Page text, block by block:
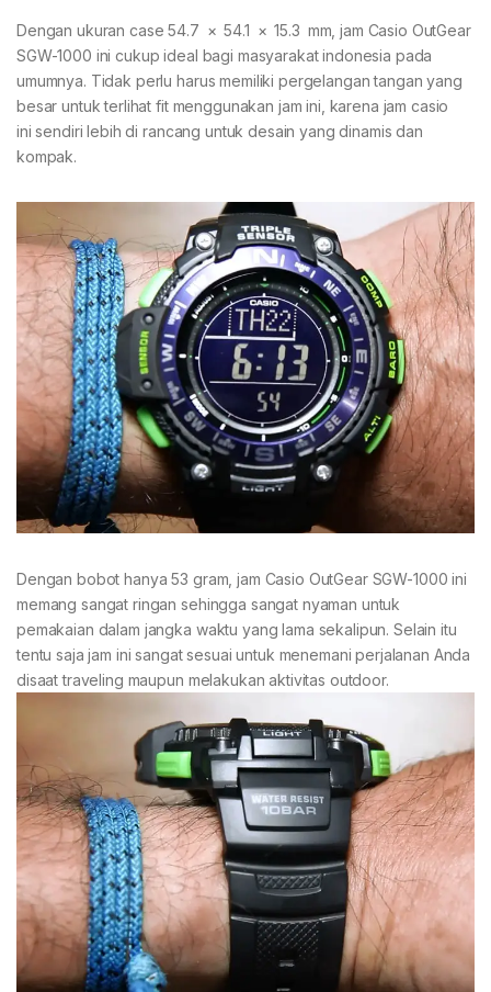
Dengan ukuran case 54.7 × 54.1 × 15.3 mm, jam Casio OutGear
SGW-1000 ini cukup ideal bagi masyarakat indonesia pada
umumnya. Tidak perlu harus memiliki pergelangan tangan yang
besar untuk terlihat fit menggunakan jam ini, karena jam casio
ini sendiri lebih di rancang untuk desain yang dinamis dan
kompak.
Dengan bobot hanya 53 gram, jam Casio OutGear SGW-1000 ini
memang sangat ringan sehingga sangat nyaman untuk
pemakaian dalam jangka waktu yang lama sekalipun. Selain itu
tentu saja jam ini sangat sesuai untuk menemani perjalanan Anda
disaat traveling maupun melakukan aktivitas outdoor.